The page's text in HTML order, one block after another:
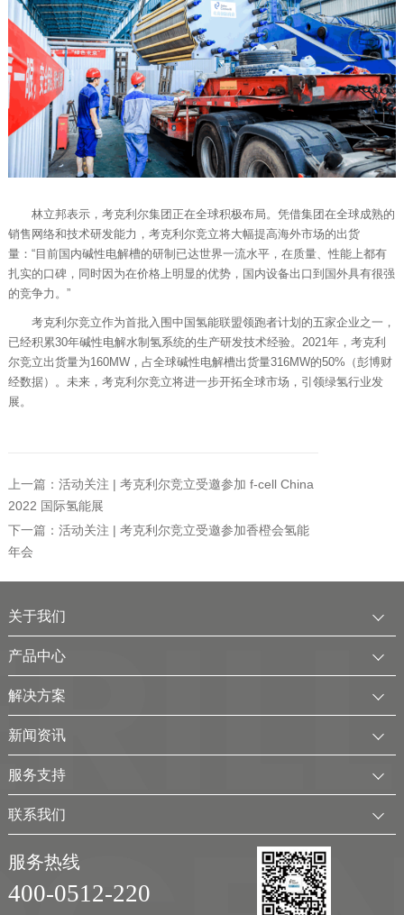
林立邦表示，考克利尔集团正在全球积极布局。凭借集团在全球成熟的
销售网络和技术研发能力，考克利尔竞立将大幅提高海外市场的出货
量：“目前国内碱性电解槽的研制已达世界一流水平，在质量、性能上都有
扎实的口碑，同时因为在价格上明显的优势，国内设备出口到国外具有很强
的竞争力。”
考克利尔竞立作为首批入围中国氢能联盟领跑者计划的五家企业之一，
已经积累30年碱性电解水制氢系统的生产研发技术经验。2021年，考克利
尔竞立出货量为160MW，占全球碱性电解槽出货量316MW的50%（彭博财
经数据）。未来，考克利尔竞立将进一步开拓全球市场，引领绿氢行业发
展。
上一篇：活动关注 | 考克利尔竞立受邀参加 f-cell China
2022 国际氢能展
下一篇：活动关注 | 考克利尔竞立受邀参加香橙会氢能
年会
关于我们
公司简介
发展历程
服务全球
考克利尔集团
产品中心
中压水电解制氢装置
氢气干燥装置
氢气回收净化装置
移动式（箱式）制氢站
实验室制氢设备
解决方案
可再生电解水制氢解决方案
工业用氢解决方案
弃（余）电离网制氢解决方案
新闻资讯
企业动态
行业新闻
展会及活动
视频
服务支持
客户服务
联系我们
联系方式
加入我们
服务热线
400-0512-220